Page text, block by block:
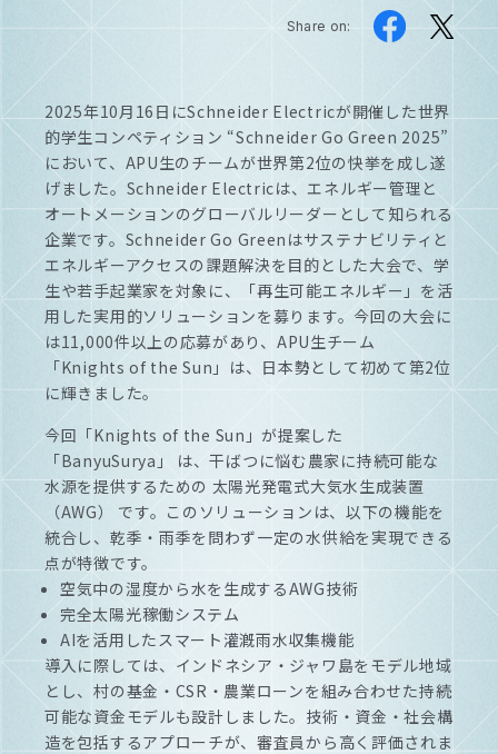
Share on:
2025年10月16日にSchneider Electricが開催した世界
的学生コンペティション “Schneider Go Green 2025”
において、APU生のチームが世界第2位の快挙を成し遂
げました。Schneider Electricは、エネルギー管理と
オートメーションのグローバルリーダーとして知られる
企業です。Schneider Go Greenはサステナビリティと
エネルギーアクセスの課題解決を目的とした大会で、学
生や若手起業家を対象に、「再生可能エネルギー」を活
用した実用的ソリューションを募ります。今回の大会に
は11,000件以上の応募があり、APU生チーム
「Knights of the Sun」は、日本勢として初めて第2位
に輝きました。
今回「Knights of the Sun」が提案した
「BanyuSurya」 は、干ばつに悩む農家に持続可能な
水源を提供するための 太陽光発電式大気水生成装置
（AWG） です。このソリューションは、以下の機能を
統合し、乾季・雨季を問わず一定の水供給を実現できる
点が特徴です。
空気中の湿度から水を生成するAWG技術
完全太陽光稼働システム
AIを活用したスマート灌漑雨水収集機能
導入に際しては、インドネシア・ジャワ島をモデル地域
とし、村の基金・CSR・農業ローンを組み合わせた持続
可能な資金モデルも設計しました。技術・資金・社会構
造を包括するアプローチが、審査員から高く評価されま